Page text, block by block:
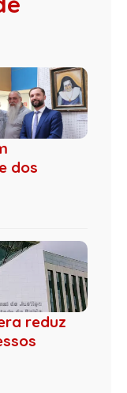
dos
reduz